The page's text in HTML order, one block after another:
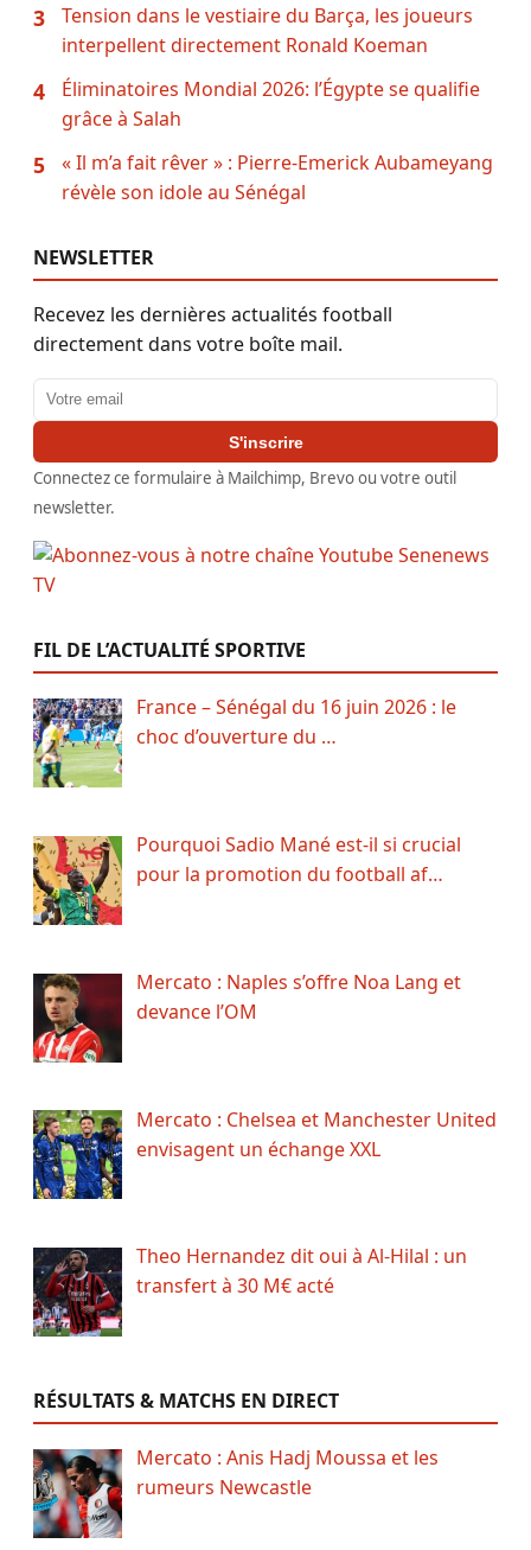
3
Tension dans le vestiaire du Barça, les joueurs
interpellent directement Ronald Koeman
4
Éliminatoires Mondial 2026: l’Égypte se qualifie
grâce à Salah
5
« Il m’a fait rêver » : Pierre-Emerick Aubameyang
révèle son idole au Sénégal
NEWSLETTER
Recevez les dernières actualités football
directement dans votre boîte mail.
Adresse email
S'inscrire
Connectez ce formulaire à Mailchimp, Brevo ou votre outil
newsletter.
FIL DE L’ACTUALITÉ SPORTIVE
France – Sénégal du 16 juin 2026 : le
choc d’ouverture du …
Pourquoi Sadio Mané est-il si crucial
pour la promotion du football af…
Mercato : Naples s’offre Noa Lang et
devance l’OM
Mercato : Chelsea et Manchester United
envisagent un échange XXL
Theo Hernandez dit oui à Al-Hilal : un
transfert à 30 M€ acté
RÉSULTATS & MATCHS EN DIRECT
Mercato : Anis Hadj Moussa et les
rumeurs Newcastle